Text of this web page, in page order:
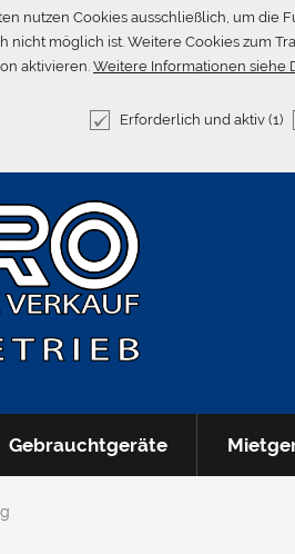
nutzen Cookies ausschließlich, um die
nicht möglich ist. Weitere Cookies zum
aktivieren. Weitere Informationen siehe
Erforderlich und aktiv (1)
Gebrauchtgeräte